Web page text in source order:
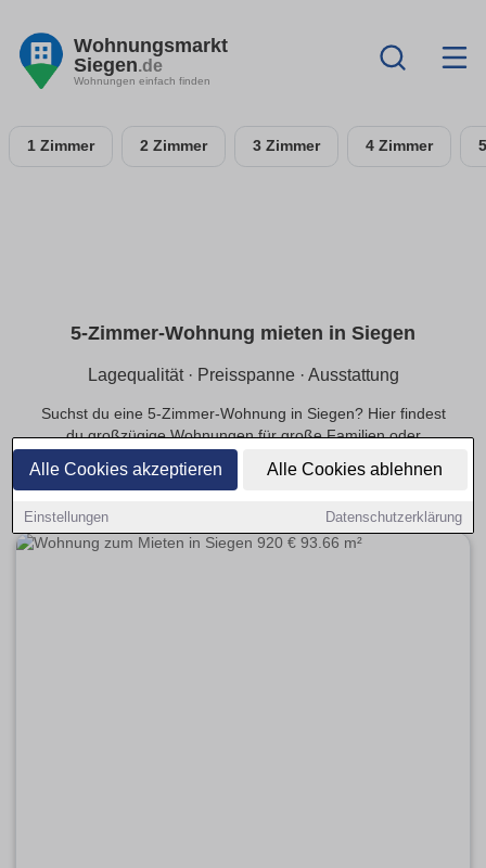
Alle Cookies akzeptieren Alle Cookies ablehnen
Einstellungen Datenschutzerklärung
Wohnungsmarkt
Siegen.de
Wohnungen einfach finden
1 Zimmer 2 Zimmer 3 Zimmer 4 Zimmer
5-Zimmer-Wohnung mieten in Siegen
Lagequalität · Preisspanne · Ausstattung
Suchst du eine 5-Zimmer-Wohnung in Siegen? Hier findest
du großzügige Wohnungen für große Familien oder
exklusivere Ansprüche, in ruhiger oder zentraler Lage und
einer passenden Preisspanne.